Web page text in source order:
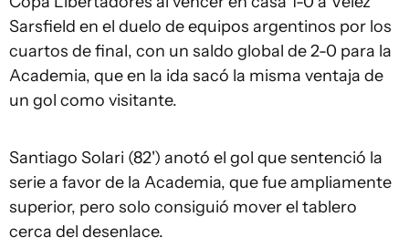
Sarsfield en el duelo de equipos argentinos por los
cuartos de final, con un saldo global de 2-0 para la
Academia, que en la ida sacó la misma ventaja de
un gol como visitante.
Santiago Solari (82') anotó el gol que sentenció la
serie a favor de la Academia, que fue ampliamente
superior, pero solo consiguió mover el tablero
cerca del desenlace.